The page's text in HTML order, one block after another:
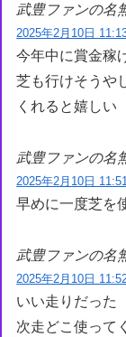
武豊ファンの名
2025年2月10日
今年中に賞金稼
芝も行けそうや
くれると嬉しい
武豊ファンの名
2025年2月10日 11:51
早めに一度芝を
武豊ファンの名
2025年2月10日
いい走りだった
次走どこ使って